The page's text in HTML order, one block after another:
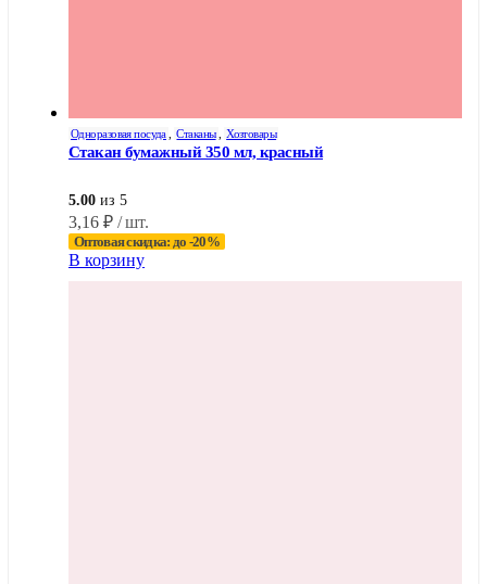
Одноразовая посуда Стаканы Хозтовары
Стакан бумажный 350 мл, красный
5.00 из 5
3,16 ₽ / шт.
Оптовая скидка: до -20%
В корзину